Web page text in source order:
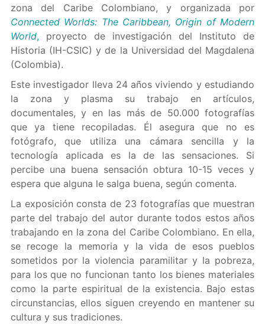
zona del Caribe Colombiano, y organizada por
Connected Worlds: The Caribbean, Origin of Modern
World,proyecto de investigación del Instituto de
Historia (IH-CSIC) y de la Universidad del Magdalena
(Colombia).
Este investigador lleva 24 años viviendo y estudiando
la zona y plasma su trabajo en artículos,
documentales, y en las más de 50.000 fotografías
que ya tiene recopiladas. Él asegura que no es
fotógrafo, que utiliza una cámara sencilla y la
tecnología aplicada es la de las sensaciones. Si
percibe una buena sensación obtura 10-15 veces y
espera que alguna le salga buena, según comenta.
La exposición consta de 23 fotografías que muestran
parte del trabajo del autor durante todos estos años
trabajando en la zona del Caribe Colombiano. En ella,
se recoge la memoria y la vida de esos pueblos
sometidos por la violencia paramilitar y la pobreza,
para los que no funcionan tanto los bienes materiales
como la parte espiritual de la existencia. Bajo estas
circunstancias, ellos siguen creyendo en mantener su
cultura y sus tradiciones.